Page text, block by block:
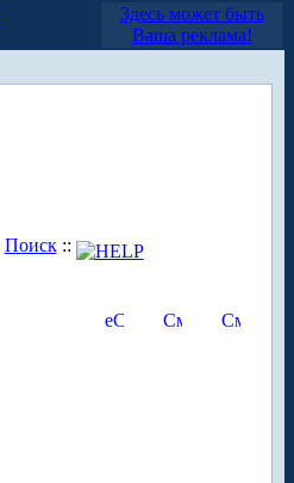
Здесь может быть
Ваша реклама!
Поиск::